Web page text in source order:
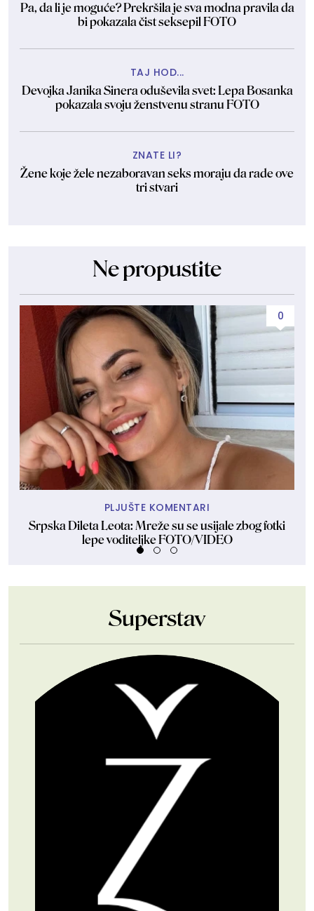
Pa, da li je moguće? Prekršila je sva modna pravila da
bi pokazala čist seksepil FOTO
TAJ HOD...
Devojka Janika Sinera oduševila svet: Lepa Bosanka
pokazala svoju ženstvenu stranu FOTO
ZNATE LI?
Žene koje žele nezaboravan seks moraju da rade ove
tri stvari
Ne propustite
0
PLJUŠTE KOMENTARI
Srpska Dileta Leota: Mreže su se usijale zbog fotki
lepe voditeljke FOTO/VIDEO
Superstav